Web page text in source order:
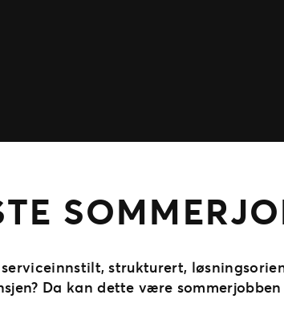
strukturert,
Da kan dette være